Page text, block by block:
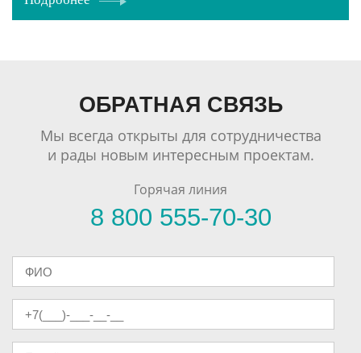
ОБРАТНАЯ СВЯЗЬ
Мы всегда открыты для сотрудничества
и рады новым интересным проектам.
Горячая линия
8 800 555-70-30